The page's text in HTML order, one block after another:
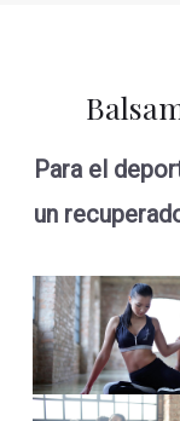
Para el
un